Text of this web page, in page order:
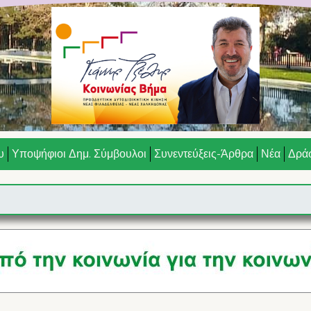
Υποψήφιοι Δημ. Σύμβουλοι Συνεντεύξεις-Άρθρα Νέα